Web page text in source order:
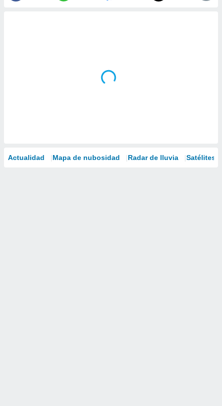
Actualidad Mapa de nubosidad Radar de lluvia Satélites